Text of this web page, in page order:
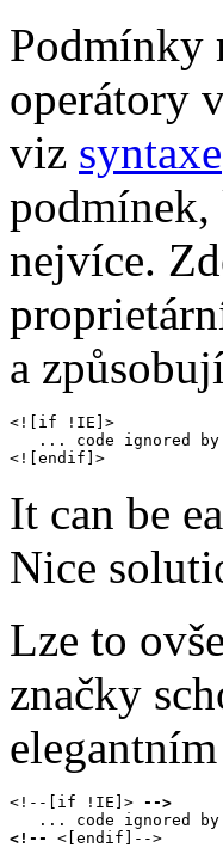
Podmínky
operátory
viz syntaxe
nejvíce.
a
<![if !IE]>
... code ignored by
It can be
Nice
Lze to
značky
<!--[if !IE]> -->
<!--